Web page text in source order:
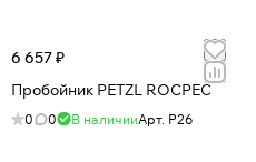
6 657 ₽
Пробойник PETZL ROCPEC
0 0 В наличииАрт. P26